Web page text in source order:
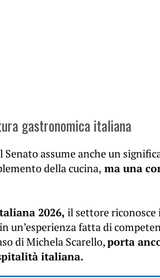
gastronomica italiana
assume anche un
della cucina, ma una
2026, il settore
un’esperienza fatta di
di Michela Scarello,porta
italiana.